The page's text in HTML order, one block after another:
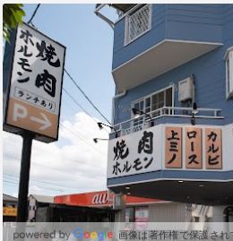
画像は著作権で保護され